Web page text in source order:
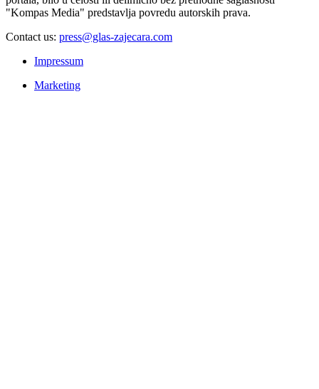
"Kompas Media" predstavlja povredu autorskih prava.
Contact us: press@glas-zajecara.com
Impressum
Marketing